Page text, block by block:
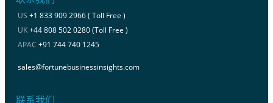
US +1 833 909 2966 ( Toll Free )
UK+44 808 502 0280 (Toll Free )
APAC +91 744 740 1245
sales@fortunebusinessinsights.com
联系我们